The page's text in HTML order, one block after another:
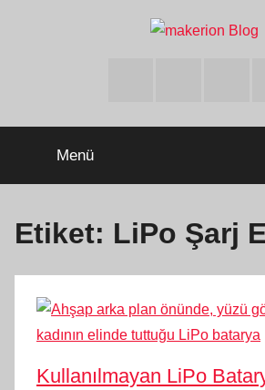
Menü
Etiket: LiPo Şarj
Kullanılmayan LiPo